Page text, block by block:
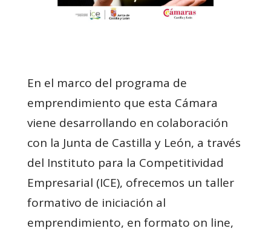
En el marco del programa de
emprendimiento que esta Cámara
viene desarrollando en colaboración
con la Junta de Castilla y León, a través
del Instituto para la Competitividad
Empresarial (ICE), ofrecemos un taller
formativo de iniciación al
emprendimiento, en formato on line,